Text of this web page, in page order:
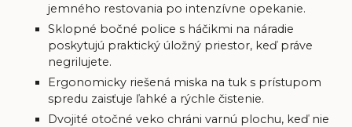
jemného restovania po intenzívne opekanie.
Sklopné bočné police s háčikmi na náradie
poskytujú praktický úložný priestor, keď práve
negrilujete.
Ergonomicky riešená miska na tuk s prístupom
spredu zaisťuje ľahké a rýchle čistenie.
Dvojité otočné veko chráni varnú plochu, keď nie